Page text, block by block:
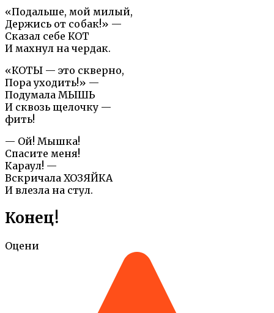
«Подальше, мой милый,
Держись от собак!» —
Сказал себе КОТ
И махнул на чердак.
«КОТЫ — это скверно,
Пора уходить!» —
Подумала МЫШЬ
И сквозь щелочку —
фить!
— Ой! Мышка!
Спасите меня!
Караул! —
Вскричала ХОЗЯЙКА
И влезла на стул.
Конец!
Оцени